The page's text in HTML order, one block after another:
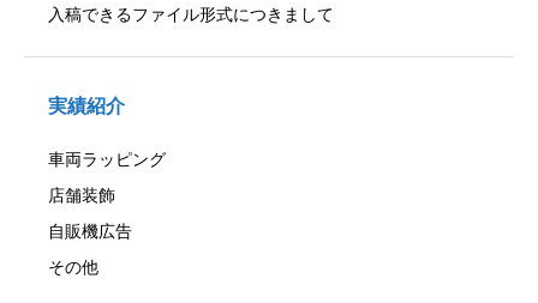
入稿できるファイル形式につきまして
実績紹介
車両ラッピング
店舗装飾
自販機広告
その他